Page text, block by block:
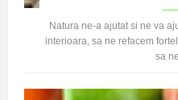
Natura ne-a ajutat si ne va
interioara, sa ne refacem
sa